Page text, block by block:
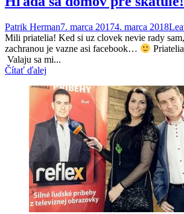
Patrik Herman7. marca 20174. marca 2018
Mili priatelia! Ked si uz clovek nevie rady
zachranou je vazne asi facebook…
Valaju sa mi...
Čítať ďalej